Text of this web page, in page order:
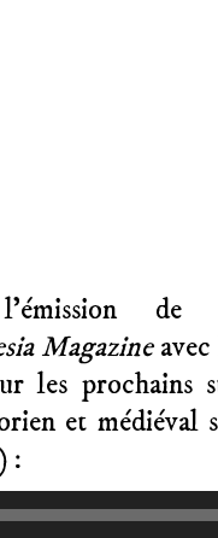
de
Magazine
les prochains
et médiéval
: